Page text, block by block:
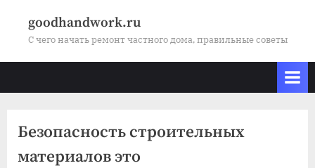
goodhandwork.ru
С чего начать ремонт частного дома, правильные советы
Безопасность строительных
материалов это